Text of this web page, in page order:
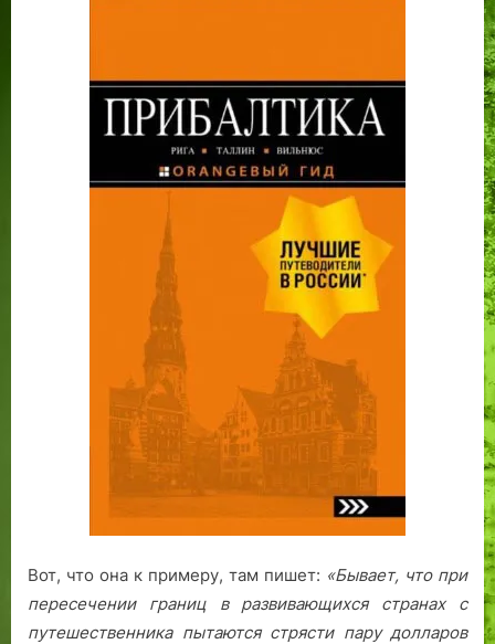
Вот, что она к примеру, там пишет: «Бывает, что при
пересечении границ в развивающихся странах с
путешественника пытаются стрясти пару долларов